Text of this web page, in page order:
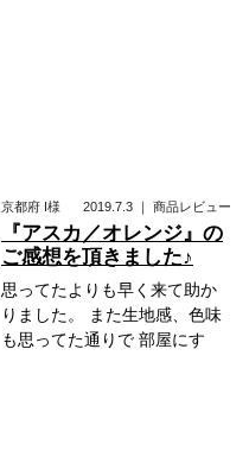
京都府 I様 2019.7.3 ｜ 商品レビュー
『アスカ／オレンジ』の
ご感想を頂きました♪
思ってたよりも早く来て助か
りました。 また生地感、色味
も思ってた通りで 部屋にす